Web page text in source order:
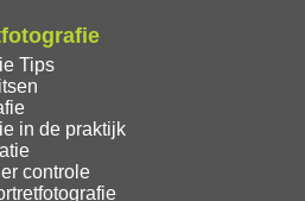
Tips
in de praktijk
controle